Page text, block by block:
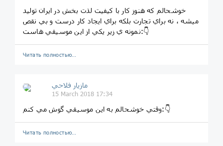
خوشحالم كه هنوز كار با كيفيت لذت بخش در ايران توليد
ميشه ، نه براي تجارت بلكه براي ايجاد كار درست و بي نقص
نمونه ي زير يكي از اين موسيقي هاست:👇
Читать полностью…
مازيار فلاحي
15 March 2018 17:34
وقتي خوشحالم به اين موسيقي گوش مي كنم:👇
Читать полностью…